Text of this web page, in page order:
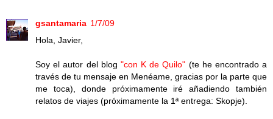
gsantamaria 1/7/09
Hola, Javier,
Soy el autor del blog "con K de Quilo" (te he encontrado a
través de tu mensaje en Menéame, gracias por la parte que
me toca), donde próximamente iré añadiendo también
relatos de viajes (próximamente la 1ª entrega: Skopje).